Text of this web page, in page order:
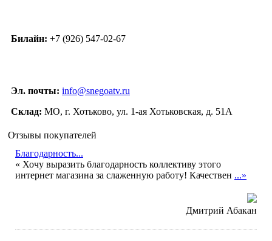
Билайн: +7 (926) 547-02-67
Эл. почты: info@snegoatv.ru
Склад: МО, г. Хотьково, ул. 1-ая Хотьковская, д. 51А
Отзывы покупателей
Благодарность...
« Хочу выразить благодарность коллективу этого
интернет магазина за слаженную работу! Качествен ...»
Дмитрий Абакан